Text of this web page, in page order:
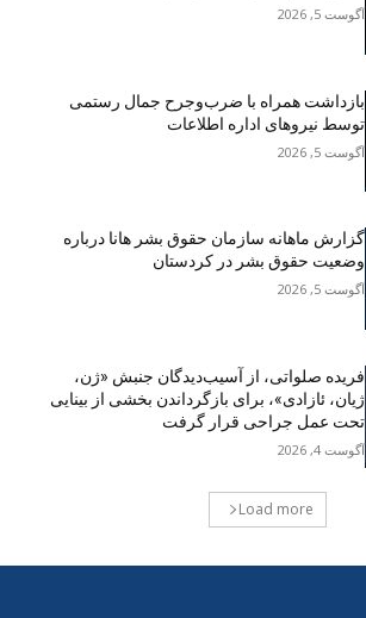
آگوست 5, 2026
بازداشت همراه با ضرب‌وجرح جمال رستمی
توسط نیروهای اداره اطلاعات
آگوست 5, 2026
گزارش ماهانه سازمان حقوق بشر هانا درباره
وضعیت حقوق بشر در کردستان
آگوست 5, 2026
فریده صلواتی، از آسیب‌دیدگان جنبش «ژن،
ژیان، ئازادی»، برای بازگرداندن بخشی از بینایی
تحت عمل جراحی قرار گرفت
آگوست 4, 2026
Load more